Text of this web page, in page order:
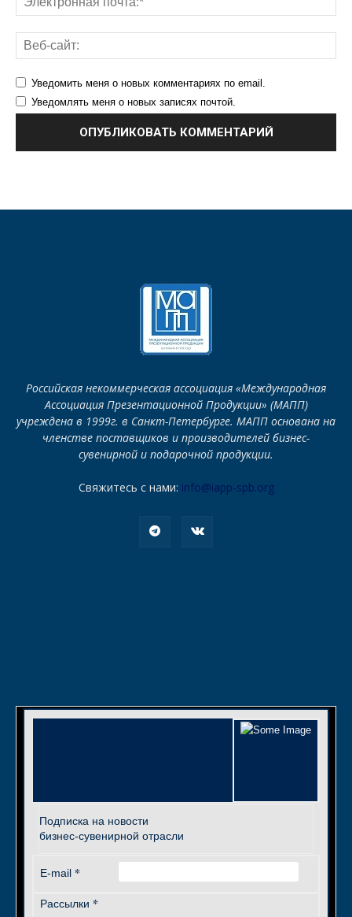
Уведомить меня о новых комментариях по email.
Уведомлять меня о новых записях почтой.
Российская некоммерческая ассоциация «Международная
Ассоциация Презентационной Продукции» (МАПП)
учреждена в 1999г. в Санкт-Петербурге. МАПП основана на
членстве поставщиков и производителей бизнес-
сувенирной и подарочной продукции.
Свяжитесь с нами: info@iapp-spb.org
Подписка на новости
бизнес-сувенирной отрасли
E-mail *
Рассылки *